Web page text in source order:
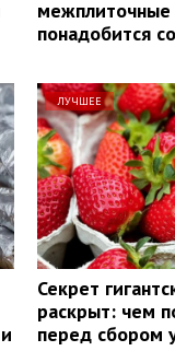
понадобится
ЛУЧШЕЕ
Секрет
раскрыт: чем
перед сбором